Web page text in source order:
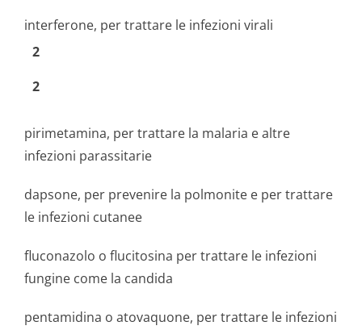
interferone, per trattare le infezioni virali
2
2
pirimetamina, per trattare la malaria e altre
infezioni parassitarie
dapsone, per prevenire la polmonite e per trattare
le infezioni cutanee
fluconazolo o flucitosina per trattare le infezioni
fungine come la candida
pentamidina o atovaquone, per trattare le infezioni